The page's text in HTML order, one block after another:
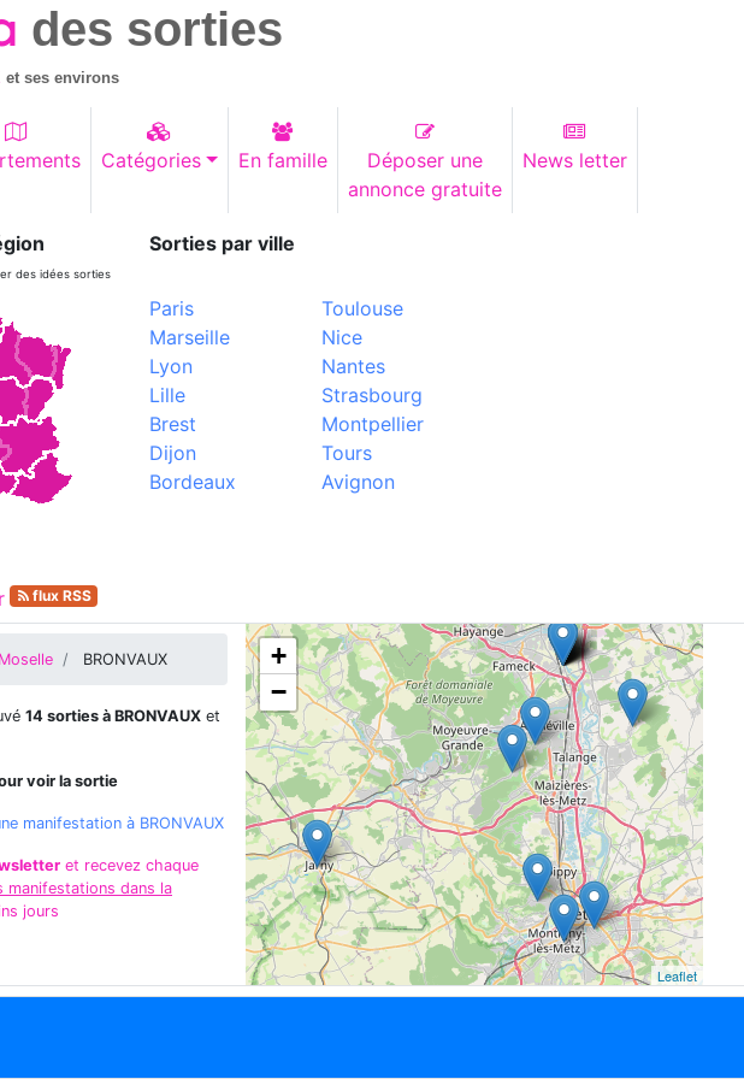
des sorties
et ses environs
Catégories En famille
Déposer une
annonce gratuite
News letter
des idées sorties
Sorties par ville
Paris
Marseille
Lyon
Lille
Brest
Dijon
Bordeaux
Toulouse
Nice
Nantes
Strasbourg
Montpellier
Tours
Avignon
flux RSS
Moselle BRONVAUX
14 sorties à BRONVAUX et
voir la sortie
manifestation à BRONVAUX
et recevez chaque
manifestations dans la
jours
+
−
Leaflet